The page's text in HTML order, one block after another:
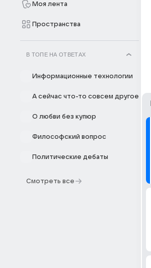
Моя лента
Пространства
В ТОПЕ НА ОТВЕТАХ
Информационные технологии
А сейчас что-то совсем другое
О любви без купюр
Философский вопрос
Политические дебаты
Смотреть все